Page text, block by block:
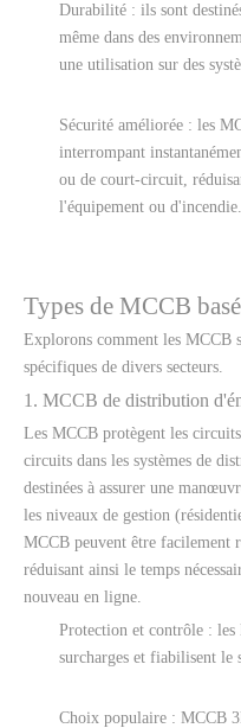
Durabilité : ils sont
même dans des
une utilisation sur des
Sécurité améliorée : les
interrompant
ou de court-circuit,
l'équipement ou d'incendie.
Types de MCCB
Explorons comment les MCCB
spécifiques de divers secteurs.
1. MCCB de distribution
Les MCCB protègent les
circuits dans les systèmes de
destinées à assurer une
les niveaux de gestion
MCCB peuvent être facilement
réduisant ainsi le temps
nouveau en ligne.
Protection et contrôle : les
surcharges et fiabilisent le
Choix populaire : MCCB